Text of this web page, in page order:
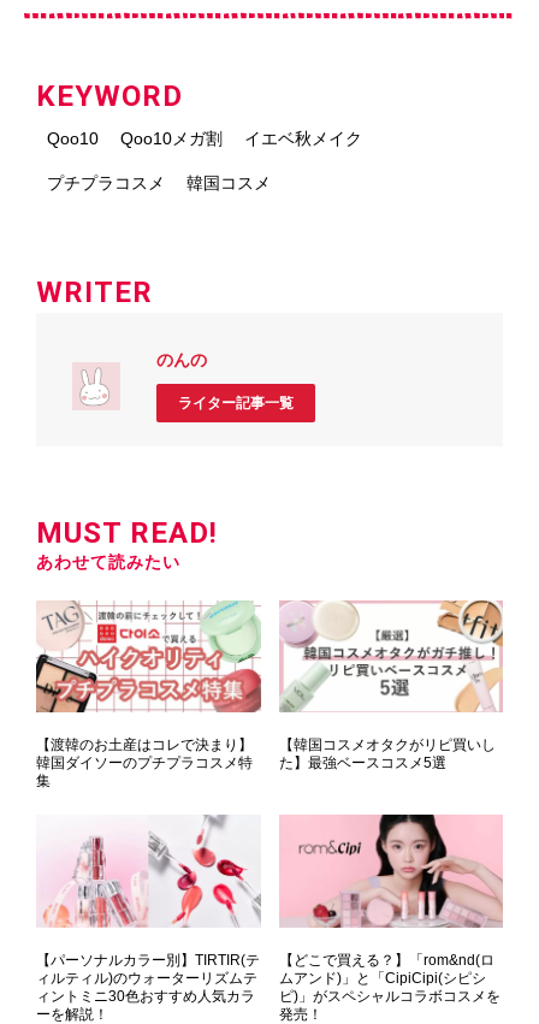
KEYWORD
Qoo10 Qoo10メガ割 イエベ秋メイク
プチプラコスメ 韓国コスメ
WRITER
のんの
ライター記事一覧
MUST READ!
あわせて読みたい
【渡韓のお土産はコレで決まり】
韓国ダイソーのプチプラコスメ特
集
【韓国コスメオタクがリピ買いし
た】最強ベースコスメ5選
【パーソナルカラー別】TIRTIR(テ
ィルティル)のウォーターリズムテ
ィントミニ30色おすすめ人気カラ
ーを解説！
【どこで買える？】「rom&nd(ロ
ムアンド)」と「CipiCipi(シピシ
ピ)」がスペシャルコラボコスメを
発売！